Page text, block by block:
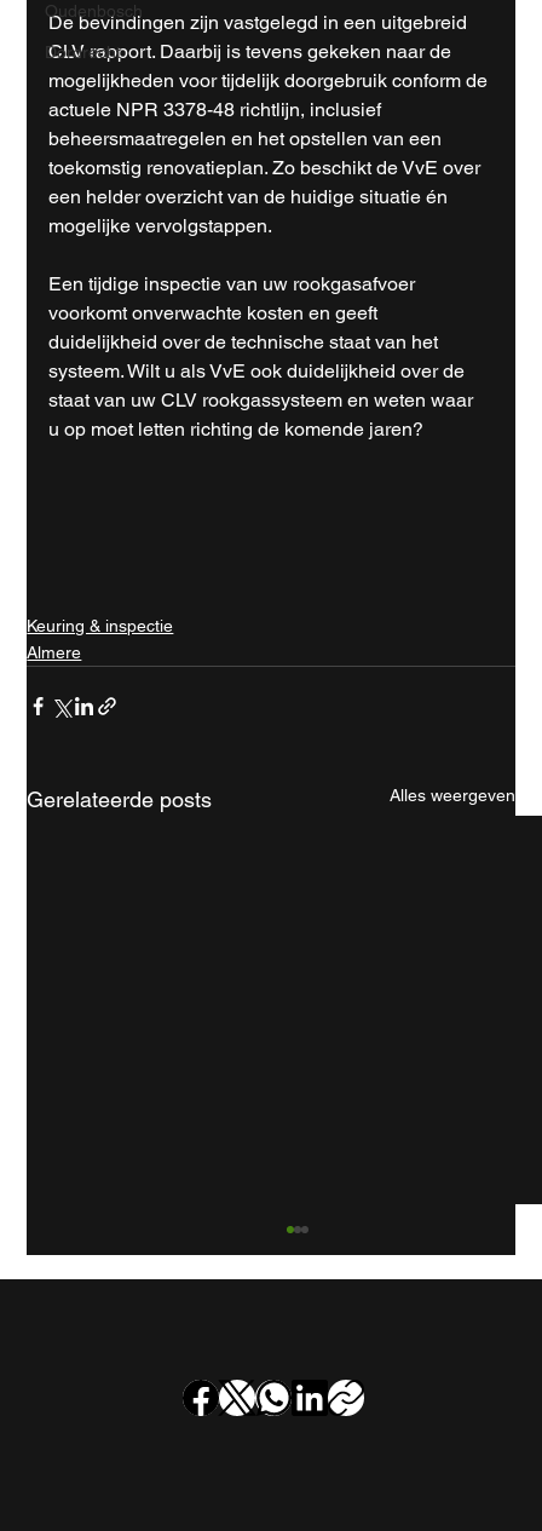
Oudenbosch
Dordrecht
De bevindingen zijn vastgelegd in een uitgebreid
CLV rapport. Daarbij is tevens gekeken naar de
mogelijkheden voor tijdelijk doorgebruik conform de
actuele NPR 3378-48 richtlijn, inclusief
beheersmaatregelen en het opstellen van een
toekomstig renovatieplan. Zo beschikt de VvE over
een helder overzicht van de huidige situatie én
mogelijke vervolgstappen.
Een tijdige inspectie van uw rookgasafvoer
voorkomt onverwachte kosten en geeft
duidelijkheid over de technische staat van het
systeem. Wilt u als VvE ook duidelijkheid over de
staat van uw CLV rookgassysteem en weten waar
u op moet letten richting de komende jaren?
Keuring & inspectie
Almere
Gerelateerde posts Alles weergeven